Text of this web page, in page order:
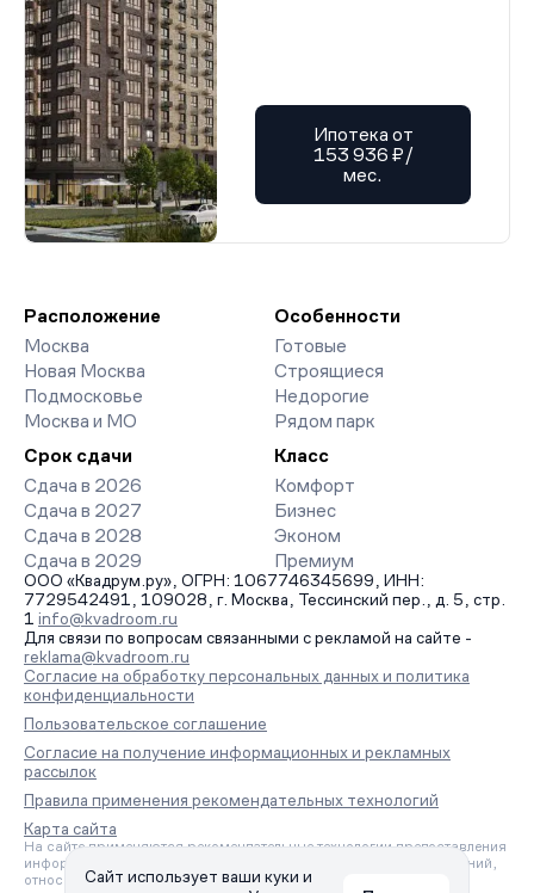
Ипотека от
153 936 ₽/
мес.
Расположение
Москва
Новая Москва
Подмосковье
Москва и МО
Особенности
Готовые
Строящиеся
Недорогие
Рядом парк
Срок сдачи
Сдача в 2026
Сдача в 2027
Сдача в 2028
Сдача в 2029
Класс
Комфорт
Бизнес
Эконом
Премиум
ООО «Квадрум.ру», ОГРН: 1067746345699, ИНН:
7729542491, 109028, г. Москва, Тессинский пер., д. 5, стр.
1 info@kvadroom.ru
Для связи по вопросам связанными с рекламой на сайте -
reklama@kvadroom.ru
Согласие на обработку персональных данных и политика
конфиденциальности
Пользовательское соглашение
Согласие на получение информационных и рекламных
рассылок
Правила применения рекомендательных технологий
Карта сайта
На сайте применяются рекомендательные технологии предоставления
информации на основе сбора, систематизации и анализа сведений,
относящихся к предпочтениям пользователей сети «Интернет»,
Сайт использует ваши куки и